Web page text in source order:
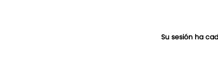
Su sesión ha